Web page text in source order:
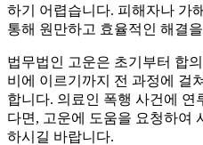
하기 어렵습니다. 피해자나 가
통해 원만하고 효율적인 해결
법무법인 고운은 초기부터 합
비에 이르기까지 전 과정에 걸
합니다. 의료인 폭행 사건에 연
다면 , 고운에 도움을 요청하여
하시길 바랍니다.